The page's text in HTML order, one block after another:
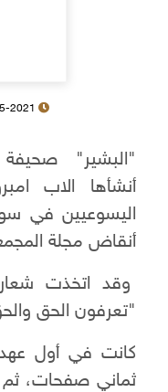
07-05-2021
"البشير" صحيفة
أنشأها الاب
أنقاض مجلة المجمع
وقد اتخذت
"تعرفون الحق
كانت في أول